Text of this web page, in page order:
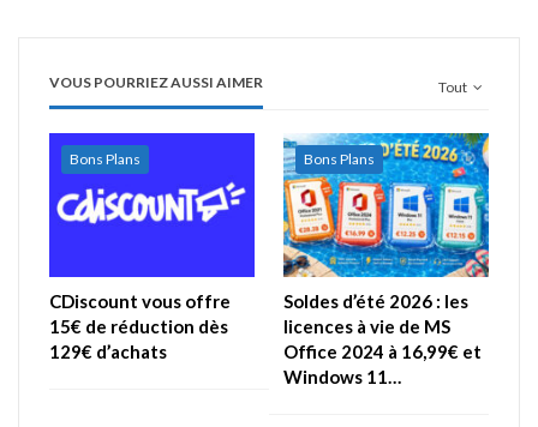
Tout
VOUS POURRIEZ AUSSI AIMER
Bons Plans
CDiscount vous offre
15€ de réduction dès
129€ d’achats
Bons Plans
Soldes d’été 2026 : les
licences à vie de MS
Office 2024 à 16,99€ et
Windows 11…